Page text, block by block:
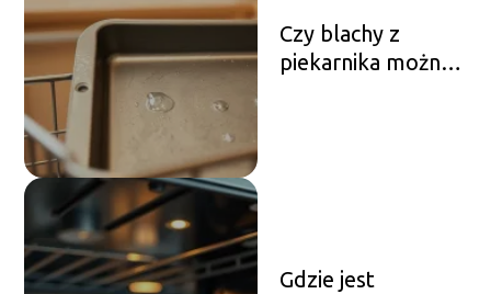
Czy blachy z
piekarnika można
Gdzie jest